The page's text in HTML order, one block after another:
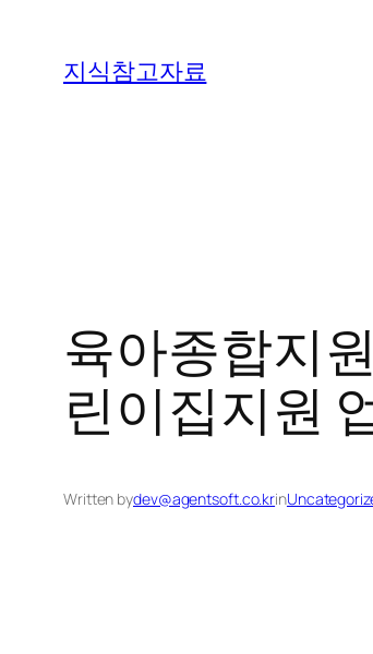
지식참고자료
육아종합지
린이집지원
Written bydev@agentsoft.co.krin